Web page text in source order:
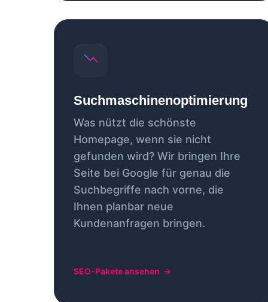
Suchmaschinenoptimierung
Was nützt die schönste
Homepage, wenn sie nicht
gefunden wird? Wir bringen Ihre
Seite bei Google für genau die
Suchbegriffe nach vorne, die
Ihnen planbar neue
Kundenanfragen bringen.
SEO-Pakete ansehen →